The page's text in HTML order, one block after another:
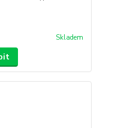
Skladem